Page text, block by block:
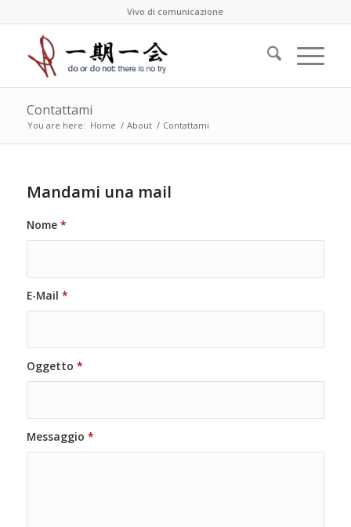
Vivo di comunicazione
Contattami
You are here: Home / About / Contattami
Mandami una mail
Nome *
E-Mail *
Oggetto *
Messaggio *